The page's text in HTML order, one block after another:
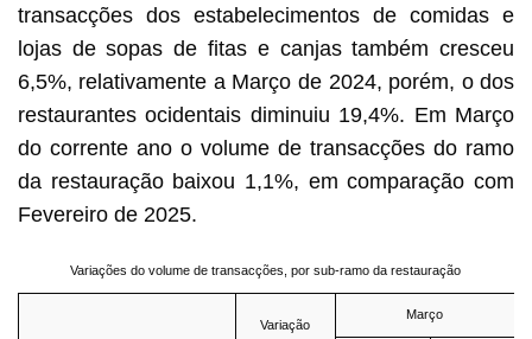
transacções dos estabelecimentos de comidas e
lojas de sopas de fitas e canjas também cresceu
6,5%, relativamente a Março de 2024, porém, o dos
restaurantes ocidentais diminuiu 19,4%. Em Março
do corrente ano o volume de transacções do ramo
da restauração baixou 1,1%, em comparação com
Fevereiro de 2025.
Variações do volume de transacções, por sub-ramo da restauração
Variação
Março